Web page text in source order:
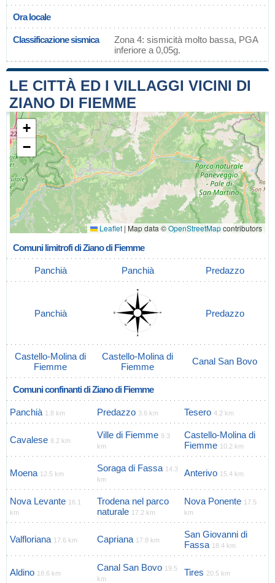
Ora locale
Classificazione sismica
Zona 4: sismicità molto bassa, PGA
inferiore a 0,05g.
LE CITTÀ ED I VILLAGGI VICINI DI
ZIANO DI FIEMME
+
−
Leaflet | Map data ©OpenStreetMapcontributors
Comuni limitrofi di Ziano di Fiemme
Panchià Panchià Predazzo
Panchià Predazzo
Castello-Molina di
Fiemme
Castello-Molina di
Fiemme
Canal San Bovo
Comuni confinanti di Ziano di Fiemme
Panchià 1.8 km Predazzo 3.6 km Tesero 4.2 km
Cavalese 8.2 km
Ville di Fiemme 9.3
km
Castello-Molina di
Fiemme 10.2 km
Moena 12.5 km
Soraga di Fassa 14.3
km
Anterivo 15.4 km
Nova Levante 16.1
km
Trodena nel parco
naturale 17.2 km
Nova Ponente 17.5
km
Valfloriana 17.6 km Capriana 17.8 km
San Giovanni di
Fassa 18.4 km
Aldino 18.6 km
Canal San Bovo 19.5
km
Tires 20.5 km